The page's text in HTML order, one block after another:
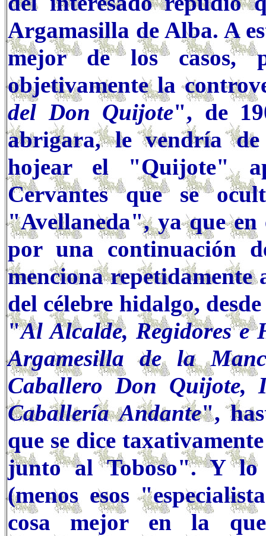
Argamasilla de Alba. A
mejor de los casos,
objetivamente la
del Don Quijote", de
abrigara, le vendría
hojear el "Quijote"
Cervantes que se
"Avellaneda", ya que en
por una continuación
menciona repetidamente
del célebre hidalgo,
"Al Alcalde, Regidores e
Argamesilla de la
Caballero Don Quijote,
Caballería Andante",
que se dice
junto al Toboso". Y lo
(menos esos
cosa mejor en la